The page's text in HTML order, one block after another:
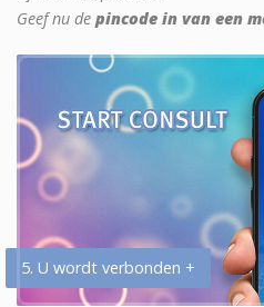
Geef nu de pincode in van een
5. U wordt verbonden +